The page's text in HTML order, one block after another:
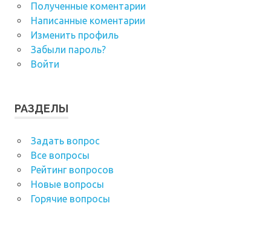
Полученные коментарии
Написанные коментарии
Изменить профиль
Забыли пароль?
Войти
РАЗДЕЛЫ
Задать вопрос
Все вопросы
Рейтинг вопросов
Новые вопросы
Горячие вопросы